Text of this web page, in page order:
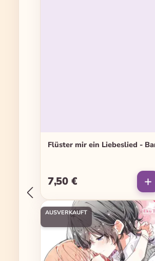
Flüster mir ein Liebeslied -
Regulärer Preis:
7,50 €
AUSVERKAUFT